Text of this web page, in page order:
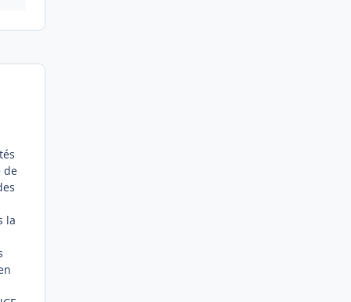
de
la